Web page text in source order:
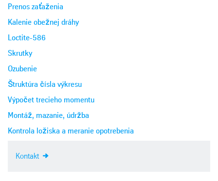
Prenos zaťaženia
Kalenie obežnej dráhy
Loctite-586
Skrutky
Ozubenie
Štruktúra čísla výkresu
Výpočet trecieho momentu
Montáž, mazanie, údržba
Kontrola ložiska a meranie opotrebenia
Kontakt